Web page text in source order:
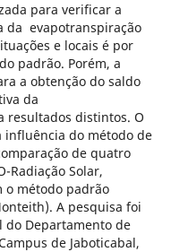
para verificar a
da evapotranspiração
e locais é por
padrão. Porém, a
a obtenção do saldo
da
resultados distintos. O
influência do método de
de quatro
Radiação Solar,
o método padrão
A pesquisa foi
do Departamento de
de Jaboticabal,